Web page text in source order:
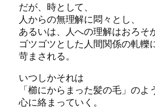
だが、時として、
人からの無理解に悶々とし、
あるいは、人への理解はおろそ
ゴツゴツとした人間関係の軋轢
苛まされる。
いつしかそれは
「櫛にからまった髪の毛」のよ
心に絡まっていく。